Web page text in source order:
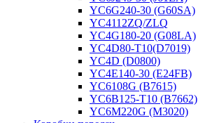
YC6G240-30 (G60SA)
YC4112ZQ/ZLQ
YC4G180-20 (G08LA)
YC4D80-T10(D7019)
YC4D (D0800)
YC4E140-30 (E24FB)
YC6108G (B7615)
YC6B125-T10 (B7662)
YC6M220G (M3020)